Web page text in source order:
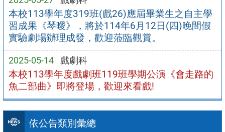
本校113學年度319班(戲26)應屆畢業生之自主學
習成果《琴曖》，將於114年6月12日(四)晚間假
實驗劇場辦理成發，歡迎蒞臨觀賞。
2025-05-14 戲劇科
本校113學年度戲劇班119班學期公演《會走路的
魚二部曲》即將登場，歡迎來看戲!
依公告類別彙總